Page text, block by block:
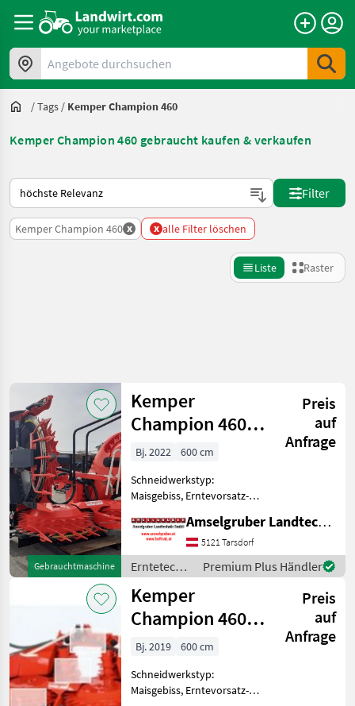
Angebote durchsuchen
/Tags / Kemper Champion 460
Kemper Champion 460 gebraucht kaufen & verkaufen
So wird auf Landwirt.com sortiert
Filter
Kemper Champion 460 x x alle Filter löschen
Liste Raster
Kategorie 2 Land
AKTUELLER
PFAD
Kemper
Champion
460
KATEGORIE
WÄHLEN
Landtechnik
MARKTPLATZ
Marktplatz Händlerangebote
Zurücksetzen
3
Ergebnisse
anzeigen
Gebrauchtmaschine
Kemper
Champion 460
Plus StalkBuster
Preis
auf
Anfrage
Bj. 2022
600 cm
Schneidwerkstyp:
Maisgebiss, Erntevorsatz-
Stk. Kemper Champion 460
Plus StalkBuster Claas
Anbaurahmen Heavy Duty
Paket Pendelrahmen fe
Amselgruber Landtechnik GmbH
5121 Tarsdorf
Erntetechnik
Ackerbau /
Kemper
Premium Plus Händler
Kemper
Champion 460
plus mit
Multispeedgetriebe
NEU
Preis
auf
Anfrage
Bj. 2019
600 cm
Schneidwerkstyp:
Maisgebiss, Erntevorsatz-